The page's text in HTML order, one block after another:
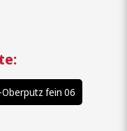
Oberputz fein 06